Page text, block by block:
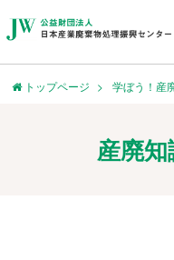
トップページ 学ぼう！産
産廃